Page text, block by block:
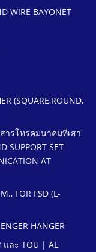
WIRE BAYONET
(SQUARE,ROUND,
ารโทรคมนาคมที่เสา
SUPPORT SET
AT
FOR FSD (L-
HANGER
และ TOU | AL